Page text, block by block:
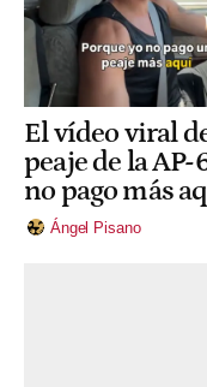
El vídeo viral
peaje de la AP-
no pago más
Ángel Pisano